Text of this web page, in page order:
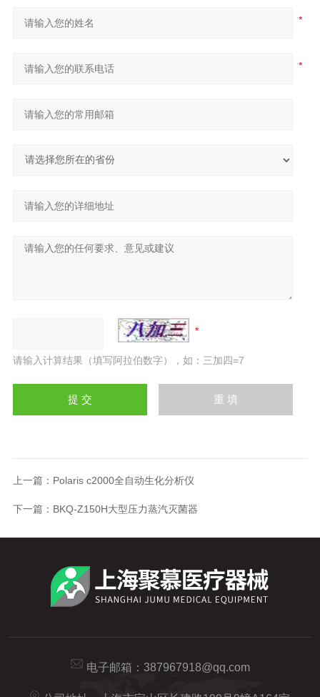
请输入计算结果（填写阿拉伯数字），如：三加四=7
上一篇： Polaris c2000全自动生化分析仪
下一篇： BKQ-Z150H大型压力蒸汽灭菌器
电子邮箱： 387967918@qq.com